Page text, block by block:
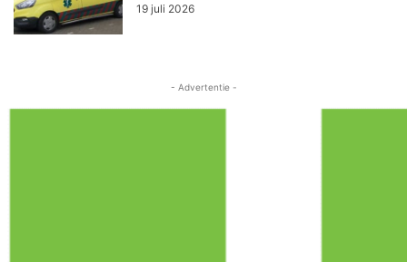
19 juli 2026
- Advertentie -